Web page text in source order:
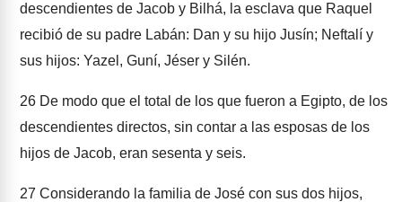
descendientes de Jacob y Bilhá, la esclava que Raquel
recibió de su padre Labán: Dan y su hijo Jusín; Neftalí y
sus hijos: Yazel, Guní, Jéser y Silén.
26 De modo que el total de los que fueron a Egipto, de los
descendientes directos, sin contar a las esposas de los
hijos de Jacob, eran sesenta y seis.
27 Considerando la familia de José con sus dos hijos,